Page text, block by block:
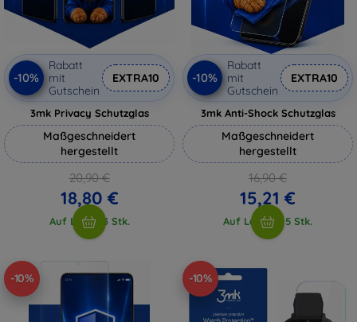
-10%
Rabatt
mit
Gutschein
EXTRA10
3mk Privacy Schutzglas
Maßgeschneidert
hergestellt
20,90 €
18,80 €
Auf Lager 3 Stk.
-10%
Rabatt
mit
Gutschein
EXTRA10
3mk Anti-Shock Schutzglas
Maßgeschneidert
hergestellt
16,90 €
15,21 €
Auf Lager > 5 Stk.
-10% -10%